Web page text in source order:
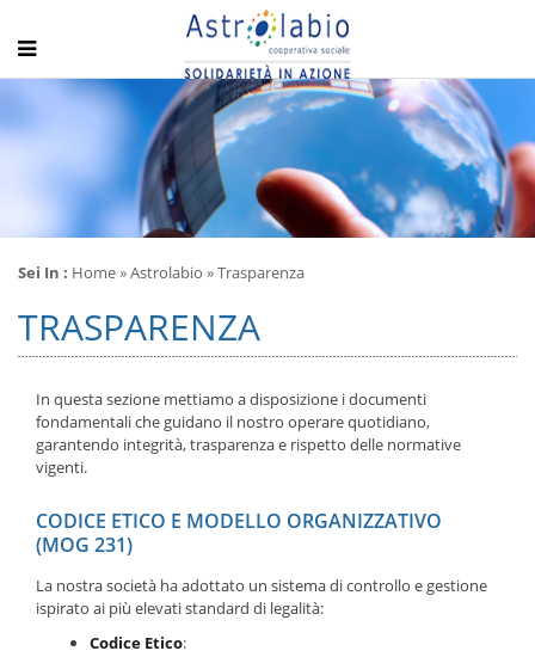
Sei In : Home»Astrolabio » Trasparenza
TRASPARENZA
In questa sezione mettiamo a disposizione i documenti
fondamentali che guidano il nostro operare quotidiano,
garantendo integrità, trasparenza e rispetto delle normative
vigenti.
CODICE ETICO E MODELLO ORGANIZZATIVO
(MOG 231)
La nostra società ha adottato un sistema di controllo e gestione
ispirato ai più elevati standard di legalità:
Codice Etico: